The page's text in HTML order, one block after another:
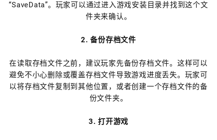
“SaveData”。玩家可以通过进入游戏安装目录并找到这个文
件夹来确认。
2. 备份存档文件
在读取存档文件之前，建议玩家先备份存档文件。这样可以
避免不小心删除或覆盖存档文件导致游戏进度丢失。玩家可
以将存档文件复制到其他位置，或者创建一个存档文件的备
份文件夹。
3. 打开游戏